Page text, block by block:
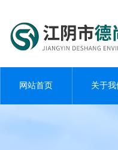
网站首页 关于我